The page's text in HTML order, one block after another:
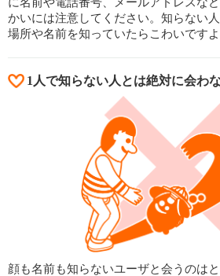
かいには注意してください。知らない
場所や名前を知っていたらこわいですよ
1人で知らない人とは絶対に会わ
顔も名前も知らないユーザと会うのは